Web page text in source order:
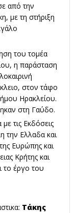
από την
με τη στήριξη
του τομέα
η παράσταση
στον τάφο
Ηρακλείου.
στη Γαύδο.
τις Εκδόσεις
την Ελλαδα και
Ευρώπης και
Κρήτης και
το έργο του
Τάκης